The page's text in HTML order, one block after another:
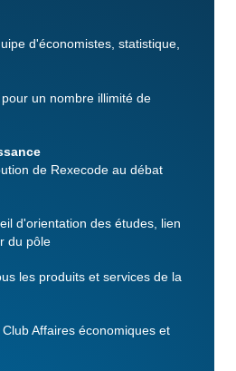
d'économistes, statistique,
un nombre illimité de
de Rexecode au débat
d'orientation des études, lien
du pôle
les produits et services de la
Affaires économiques et